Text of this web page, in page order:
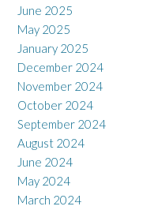
June 2025
May 2025
January 2025
December 2024
November 2024
October 2024
September 2024
August 2024
June 2024
May 2024
March 2024